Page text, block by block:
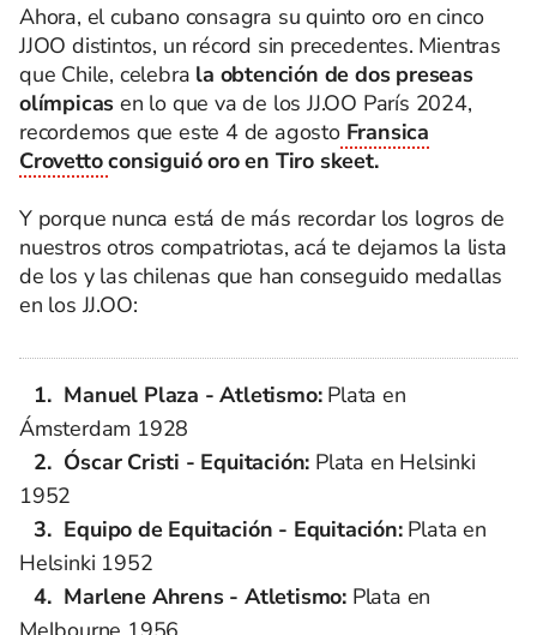
Ahora, el cubano consagra su quinto oro en cinco
JJOO distintos, un récord sin precedentes. Mientras
que Chile, celebra la obtención de dos preseas
olímpicas en lo que va de los JJ.OO París 2024,
recordemos que este 4 de agosto Fransica
Crovettoconsiguió oro en Tiro skeet.
Y porque nunca está de más recordar los logros de
nuestros otros compatriotas, acá te dejamos la lista
de los y las chilenas que han conseguido medallas
en los JJ.OO:
Manuel Plaza - Atletismo:Plata en
Ámsterdam 1928
Óscar Cristi - Equitación: Plata en Helsinki
1952
Equipo de Equitación - Equitación:Plata en
Helsinki 1952
Marlene Ahrens - Atletismo: Plata en